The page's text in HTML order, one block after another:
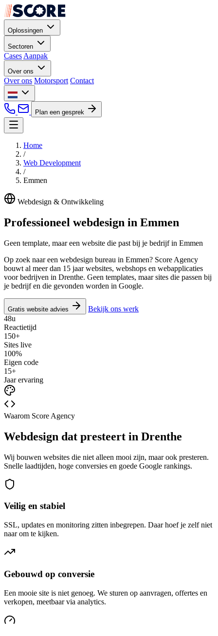
Oplossingen
Sectoren
Cases Aanpak
Over ons
Over ons Motorsport Contact
Plan een gesprek
Home
/
Web Development
/
Emmen
Webdesign & Ontwikkeling
Professioneel webdesign in Emmen
Geen template, maar een website die past bij je bedrijf in Emmen
Op zoek naar een webdesign bureau in Emmen? Score Agency
bouwt al meer dan 15 jaar websites, webshops en webapplicaties
voor bedrijven in Drenthe. Geen templates, maar sites die passen bij
je bedrijf en die gevonden worden in Google.
Gratis website advies
Bekijk ons werk
48u
Reactietijd
150+
Sites live
100%
Eigen code
15+
Jaar ervaring
Waarom Score Agency
Webdesign dat presteert in Drenthe
Wij bouwen websites die niet alleen mooi zijn, maar ook presteren.
Snelle laadtijden, hoge conversies en goede Google rankings.
Veilig en stabiel
SSL, updates en monitoring zitten inbegrepen. Daar hoef je zelf niet
naar om te kijken.
Gebouwd op conversie
Een mooie site is niet genoeg. We sturen op aanvragen, offertes en
verkopen, meetbaar via analytics.